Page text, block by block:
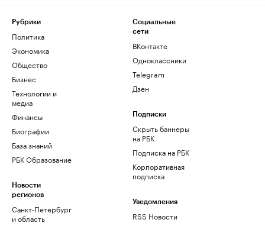
Рубрики
Политика
Экономика
Общество
Бизнес
Технологии и
медиа
Финансы
Биографии
База знаний
РБК Образование
Новости
регионов
Санкт-Петербург
и область
Социальные
сети
ВКонтакте
Одноклассники
Telegram
Дзен
Подписки
Скрыть баннеры
на РБК
Подписка на РБК
Корпоративная
подписка
Уведомления
RSS Новости